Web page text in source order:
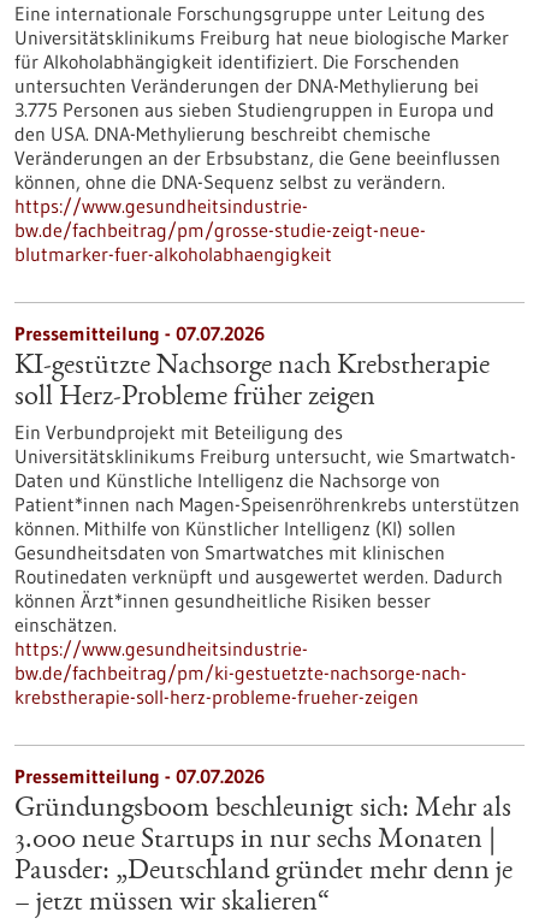
Eine internationale Forschungsgruppe unter Leitung des
Universitätsklinikums Freiburg hat neue biologische Marker
für Alkoholabhängigkeit identifiziert. Die Forschenden
untersuchten Veränderungen der DNA-Methylierung bei
3.775 Personen aus sieben Studiengruppen in Europa und
den USA. DNA-Methylierung beschreibt chemische
Veränderungen an der Erbsubstanz, die Gene beeinflussen
können, ohne die DNA-Sequenz selbst zu verändern.
https://www.gesundheitsindustrie-
bw.de/fachbeitrag/pm/grosse-studie-zeigt-neue-
blutmarker-fuer-alkoholabhaengigkeit
Pressemitteilung - 07.07.2026
KI-gestützte Nachsorge nach Krebstherapie
soll Herz-Probleme früher zeigen
Ein Verbundprojekt mit Beteiligung des
Universitätsklinikums Freiburg untersucht, wie Smartwatch-
Daten und Künstliche Intelligenz die Nachsorge von
Patient*innen nach Magen-Speisenröhrenkrebs unterstützen
können. Mithilfe von Künstlicher Intelligenz (KI) sollen
Gesundheitsdaten von Smartwatches mit klinischen
Routinedaten verknüpft und ausgewertet werden. Dadurch
können Ärzt*innen gesundheitliche Risiken besser
einschätzen.
https://www.gesundheitsindustrie-
bw.de/fachbeitrag/pm/ki-gestuetzte-nachsorge-nach-
krebstherapie-soll-herz-probleme-frueher-zeigen
Pressemitteilung - 07.07.2026
Gründungsboom beschleunigt sich: Mehr als
3.000 neue Startups in nur sechs Monaten |
Pausder: „Deutschland gründet mehr denn je
– jetzt müssen wir skalieren“